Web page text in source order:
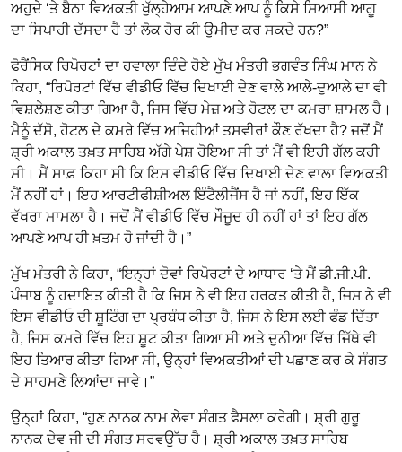
ਅਹੁਦੇ ‘ਤੇ ਬੈਠਾ ਵਿਅਕਤੀ ਖੁੱਲ੍ਹੇਆਮ ਆਪਣੇ ਆਪ ਨੂੰ ਕਿਸੇ ਸਿਆਸੀ ਆਗੂ
ਦਾ ਸਿਪਾਹੀ ਦੱਸਦਾ ਹੈ ਤਾਂ ਲੋਕ ਹੋਰ ਕੀ ਉਮੀਦ ਕਰ ਸਕਦੇ ਹਨ?”
ਫੋਰੈਂਸਿਕ ਰਿਪੋਰਟਾਂ ਦਾ ਹਵਾਲਾ ਦਿੰਦੇ ਹੋਏ ਮੁੱਖ ਮੰਤਰੀ ਭਗਵੰਤ ਸਿੰਘ ਮਾਨ ਨੇ
ਕਿਹਾ, “ਰਿਪੋਰਟਾਂ ਵਿੱਚ ਵੀਡੀਓ ਵਿੱਚ ਦਿਖਾਈ ਦੇਣ ਵਾਲੇ ਆਲੇ-ਦੁਆਲੇ ਦਾ ਵੀ
ਵਿਸ਼ਲੇਸ਼ਣ ਕੀਤਾ ਗਿਆ ਹੈ, ਜਿਸ ਵਿੱਚ ਮੇਜ਼ ਅਤੇ ਹੋਟਲ ਦਾ ਕਮਰਾ ਸ਼ਾਮਲ ਹੈ।
ਮੈਨੂੰ ਦੱਸੋ, ਹੋਟਲ ਦੇ ਕਮਰੇ ਵਿੱਚ ਅਜਿਹੀਆਂ ਤਸਵੀਰਾਂ ਕੌਣ ਰੱਖਦਾ ਹੈ? ਜਦੋਂ ਮੈਂ
ਸ਼੍ਰੀ ਅਕਾਲ ਤਖ਼ਤ ਸਾਹਿਬ ਅੱਗੇ ਪੇਸ਼ ਹੋਇਆ ਸੀ ਤਾਂ ਮੈਂ ਵੀ ਇਹੀ ਗੱਲ ਕਹੀ
ਸੀ। ਮੈਂ ਸਾਫ਼ ਕਿਹਾ ਸੀ ਕਿ ਇਸ ਵੀਡੀਓ ਵਿੱਚ ਦਿਖਾਈ ਦੇਣ ਵਾਲਾ ਵਿਅਕਤੀ
ਮੈਂ ਨਹੀਂ ਹਾਂ। ਇਹ ਆਰਟੀਫੀਸ਼ੀਅਲ ਇੰਟੈਲੀਜੈਂਸ ਹੈ ਜਾਂ ਨਹੀਂ, ਇਹ ਇੱਕ
ਵੱਖਰਾ ਮਾਮਲਾ ਹੈ। ਜਦੋਂ ਮੈਂ ਵੀਡੀਓ ਵਿੱਚ ਮੌਜੂਦ ਹੀ ਨਹੀਂ ਹਾਂ ਤਾਂ ਇਹ ਗੱਲ
ਆਪਣੇ ਆਪ ਹੀ ਖ਼ਤਮ ਹੋ ਜਾਂਦੀ ਹੈ।”
ਮੁੱਖ ਮੰਤਰੀ ਨੇ ਕਿਹਾ, “ਇਨ੍ਹਾਂ ਦੋਵਾਂ ਰਿਪੋਰਟਾਂ ਦੇ ਆਧਾਰ ‘ਤੇ ਮੈਂ ਡੀ.ਜੀ.ਪੀ.
ਪੰਜਾਬ ਨੂੰ ਹਦਾਇਤ ਕੀਤੀ ਹੈ ਕਿ ਜਿਸ ਨੇ ਵੀ ਇਹ ਹਰਕਤ ਕੀਤੀ ਹੈ, ਜਿਸ ਨੇ ਵੀ
ਇਸ ਵੀਡੀਓ ਦੀ ਸ਼ੂਟਿੰਗ ਦਾ ਪ੍ਰਬੰਧ ਕੀਤਾ ਹੈ, ਜਿਸ ਨੇ ਇਸ ਲਈ ਫੰਡ ਦਿੱਤਾ
ਹੈ, ਜਿਸ ਕਮਰੇ ਵਿੱਚ ਇਹ ਸ਼ੂਟ ਕੀਤਾ ਗਿਆ ਸੀ ਅਤੇ ਦੁਨੀਆ ਵਿੱਚ ਜਿੱਥੇ ਵੀ
ਇਹ ਤਿਆਰ ਕੀਤਾ ਗਿਆ ਸੀ, ਉਨ੍ਹਾਂ ਵਿਅਕਤੀਆਂ ਦੀ ਪਛਾਣ ਕਰ ਕੇ ਸੰਗਤ
ਦੇ ਸਾਹਮਣੇ ਲਿਆਂਦਾ ਜਾਵੇ।”
ਉਨ੍ਹਾਂ ਕਿਹਾ, “ਹੁਣ ਨਾਨਕ ਨਾਮ ਲੇਵਾ ਸੰਗਤ ਫੈਸਲਾ ਕਰੇਗੀ। ਸ਼੍ਰੀ ਗੁਰੂ
ਨਾਨਕ ਦੇਵ ਜੀ ਦੀ ਸੰਗਤ ਸਰਵਉੱਚ ਹੈ। ਸ਼੍ਰੀ ਅਕਾਲ ਤਖ਼ਤ ਸਾਹਿਬ